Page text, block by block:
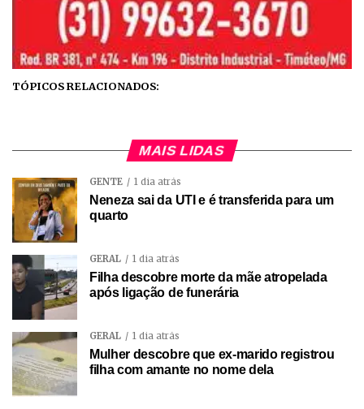
TÓPICOS RELACIONADOS:
MAIS LIDAS
GENTE 1 dia atrás
Neneza sai da UTI e é transferida para um
quarto
GERAL 1 dia atrás
Filha descobre morte da mãe atropelada
após ligação de funerária
GERAL 1 dia atrás
Mulher descobre que ex-marido registrou
filha com amante no nome dela